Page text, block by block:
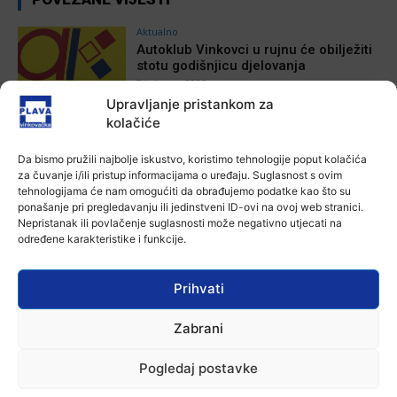
Upravljanje pristankom za
kolačiće
Da bismo pružili najbolje iskustvo, koristimo tehnologije poput kolačića
za čuvanje i/ili pristup informacijama o uređaju. Suglasnost s ovim
tehnologijama će nam omogućiti da obrađujemo podatke kao što su
ponašanje pri pregledavanju ili jedinstveni ID-ovi na ovoj web stranici.
Nepristanak ili povlačenje suglasnosti može negativno utjecati na
određene karakteristike i funkcije.
Prihvati
Zabrani
Pogledaj postavke
Aktualno
Autoklub Vinkovci u rujnu će obilježiti
stotu godišnjicu djelovanja
7 kolovoza, 2026
Aktualno
Divlja liga
7 kolovoza, 2026
Aktualno
U Županji održana Ljetna škola magije
Aktualno
plovidba na Dunavu
6 kolovoza, 2026